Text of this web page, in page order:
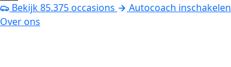
Bekijk85.375occasions
Autocoach inschakelen
Over ons